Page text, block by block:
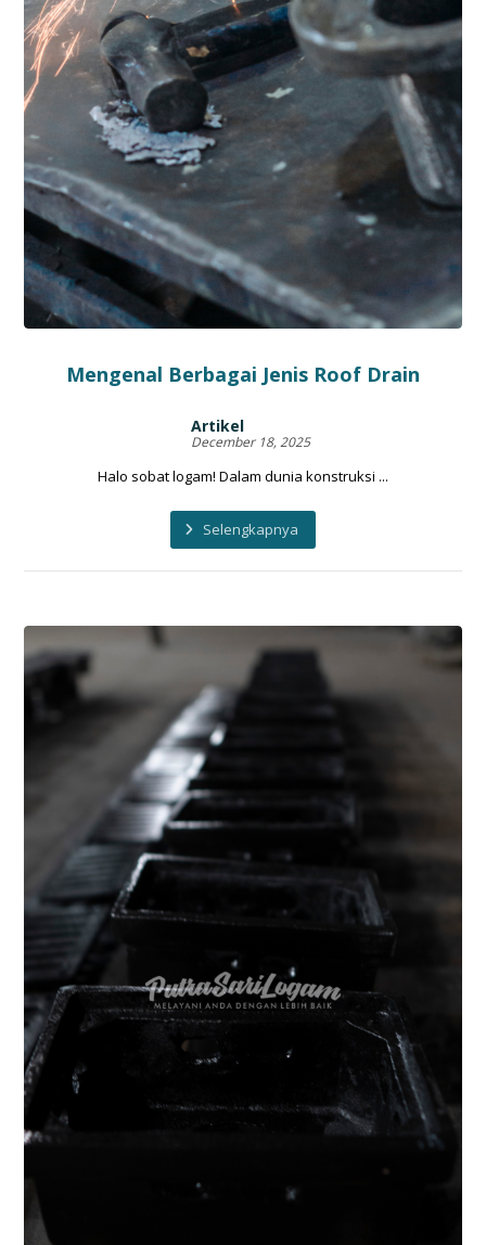
Mengenal Berbagai Jenis Roof Drain
Artikel
December 18, 2025
Halo sobat logam! Dalam dunia konstruksi ...
Selengkapnya